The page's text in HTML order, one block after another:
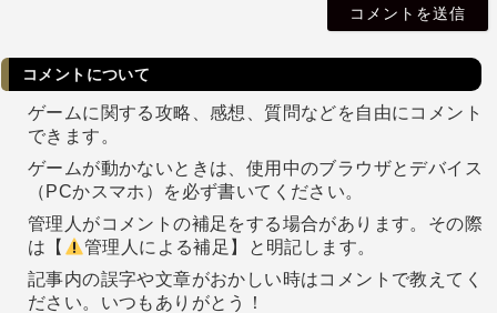
コメントについて
ゲームに関する攻略、感想、質問などを自由にコメント
できます。
ゲームが動かないときは、使用中のブラウザとデバイス
（PCかスマホ）を必ず書いてください。
管理人がコメントの補足をする場合があります。その際
は【
管理人による補足】と明記します。
記事内の誤字や文章がおかしい時はコメントで教えてく
ださい。いつもありがとう！